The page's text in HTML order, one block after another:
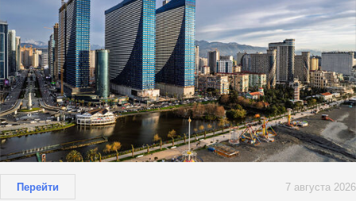
Перейти 7 августа 2026